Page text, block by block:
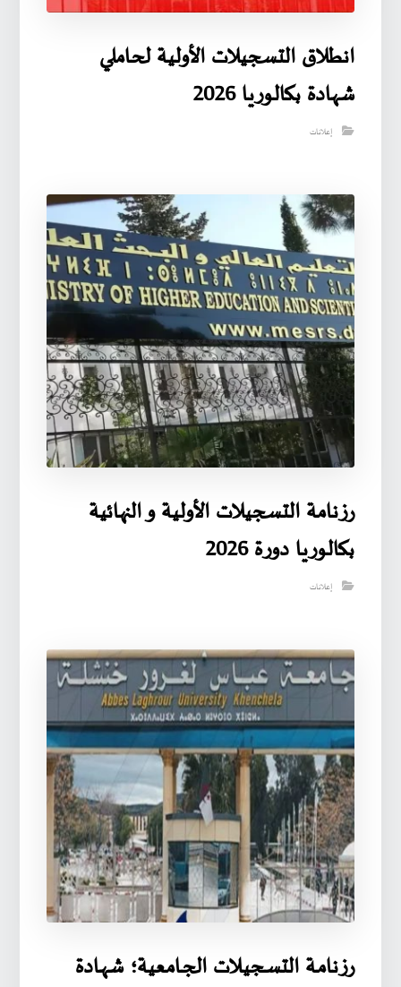
انطلاق التسجيلات الأولية لحاملي
شهادة بكالوريا 2026
إعلانات
رزنامة التسجيلات الأولية و النهائية
بكالوريا دورة 2026
إعلانات
رزنامـة التسـجيـلات الجـامعية؛ شهـادة